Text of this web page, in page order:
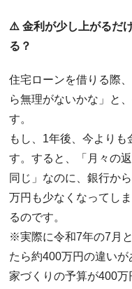
⚠️ 金利が少し上がるだ
る？
住宅ローンを借りる際
ら無理がないかな」と
す。
もし、1年後、今よりも
す。すると、「月々の
同じ」なのに、銀行か
万円も少なくなってし
るのです。
※実際に令和7年の7月
たら約400万円の違いが
家づくりの予算が400万